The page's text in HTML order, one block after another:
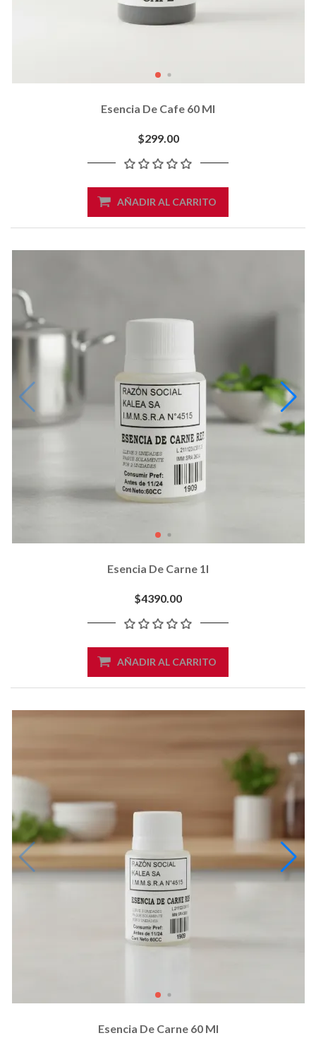
Esencia De Cafe 60 Ml
$299.00
AÑADIR AL CARRITO
Esencia De Carne 1l
$4390.00
AÑADIR AL CARRITO
Esencia De Carne 60 Ml